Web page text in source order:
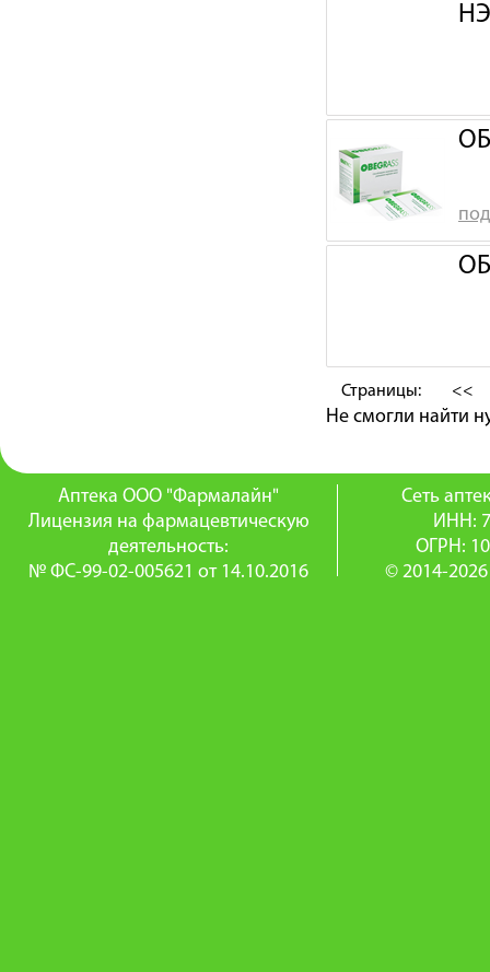
Страницы: <<
Не смогли найти
Аптека ООО "Фармалайн"
Лицензия на фармацевтическую
деятельность:
№ ФС-99-02-005621 от 14.10.2016
Сеть
ИНН:
ОГРН:
© 2014-